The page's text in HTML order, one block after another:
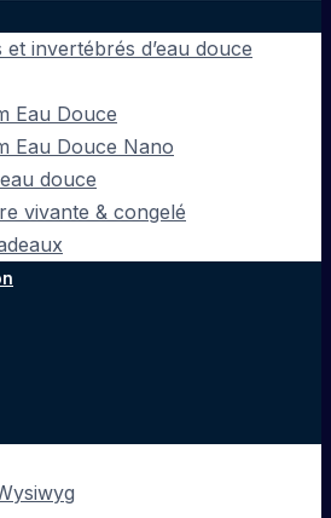
et invertébrés d’eau douce
Eau Douce
Eau Douce Nano
douce
vivante & congelé